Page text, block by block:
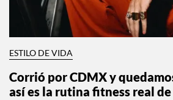
ESTILO DE VIDA
Corrió por CDMX y
así es la rutina fitness real